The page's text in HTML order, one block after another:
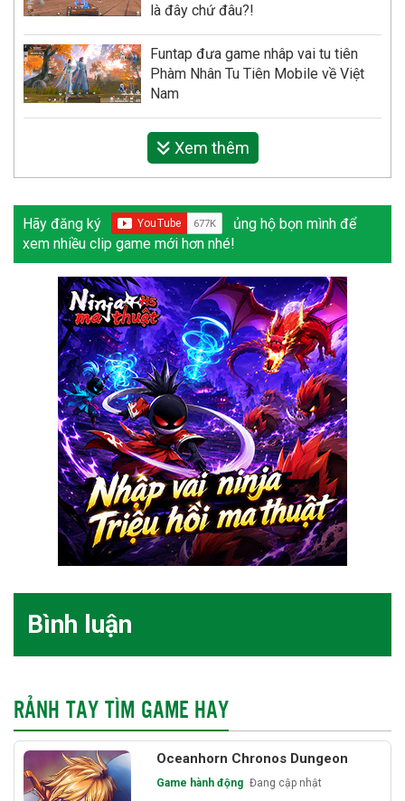
là đây chứ đâu?!
Funtap đưa game nhâp vai tu tiên
Phàm Nhân Tu Tiên Mobile về Việt
Nam
Xem thêm
Hãy đăng ký
ủng hộ bọn mình để
xem nhiều clip game mới hơn nhé!
Bình luận
RẢNH TAY TÌM GAME HAY
Oceanhorn Chronos Dungeon
Game hành động Đang cập nhật